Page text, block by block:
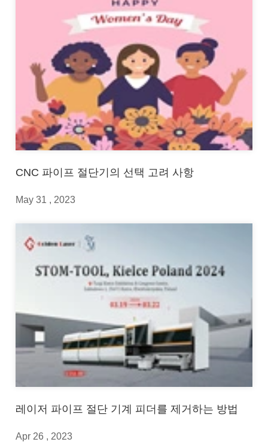
CNC 파이프 절단기의 선택 고려 사항
May 31 , 2023
레이저 파이프 절단 기계 피더를 제거하는 방법
Apr 26 , 2023